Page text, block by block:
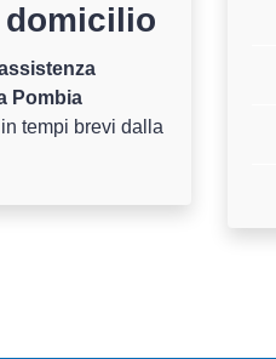
domicilio
Pombia
tempi brevi dalla